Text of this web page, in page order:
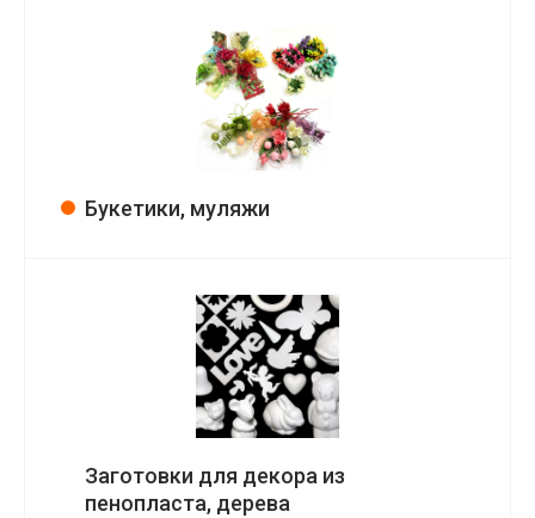
Букетики, муляжи
Заготовки для декора из
пенопласта, дерева